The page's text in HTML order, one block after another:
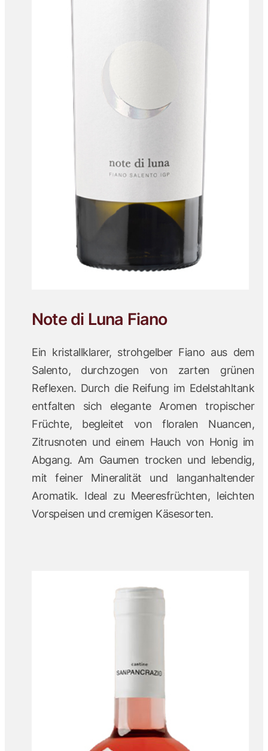
Note di Luna Fiano
Ein kristallklarer, strohgelber Fiano aus dem
Salento, durchzogen von zarten grünen
Reflexen. Durch die Reifung im Edelstahltank
entfalten sich elegante Aromen tropischer
Früchte, begleitet von floralen Nuancen,
Zitrusnoten und einem Hauch von Honig im
Abgang. Am Gaumen trocken und lebendig,
mit feiner Mineralität und langanhaltender
Aromatik. Ideal zu Meeresfrüchten, leichten
Vorspeisen und cremigen Käsesorten.